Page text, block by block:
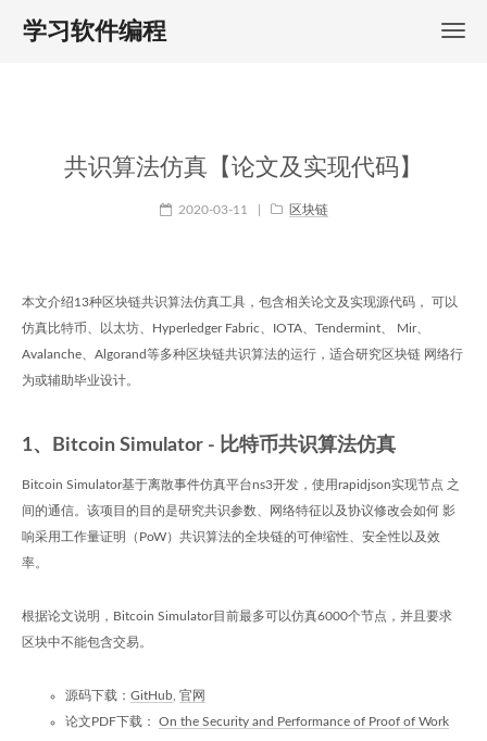
学习软件编程
共识算法仿真【论文及实现代码】
2020-03-11 区块链
本文介绍13种区块链共识算法仿真工具，包含相关论文及实现源代码， 可以
仿真比特币、以太坊、Hyperledger Fabric、IOTA、Tendermint、 Mir、
Avalanche、Algorand等多种区块链共识算法的运行，适合研究区块链 网络行
为或辅助毕业设计。
1、Bitcoin Simulator - 比特币共识算法仿真
Bitcoin Simulator基于离散事件仿真平台ns3开发，使用rapidjson实现节点 之
间的通信。该项目的目的是研究共识参数、网络特征以及协议修改会如何 影
响采用工作量证明（PoW）共识算法的全块链的可伸缩性、安全性以及效
率。
根据论文说明，Bitcoin Simulator目前最多可以仿真6000个节点，并且要求
区块中不能包含交易。
源码下载： GitHub 官网
论文PDF下载： On the Security and Performance of Proof of Work